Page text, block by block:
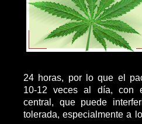
24 horas, por lo que el
10-12 veces al día, con
central, que puede
tolerada, especialmente a